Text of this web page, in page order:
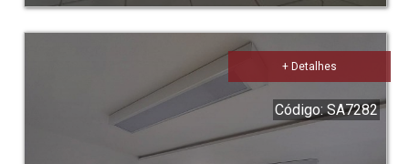
+ Detalhes
Código: SA7282